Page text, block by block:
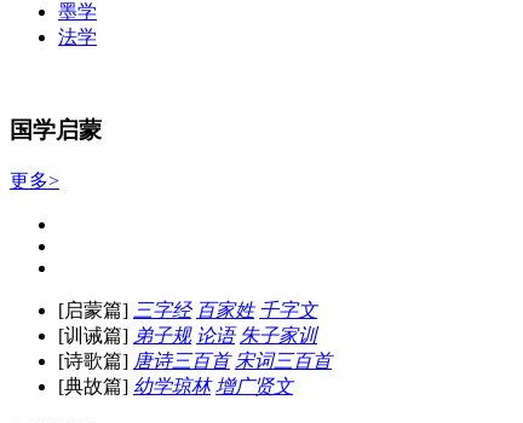
墨学
法学
国学启蒙
更多>
[启蒙篇] 三字经 百家姓 千字文
[训诫篇] 弟子规 论语 朱子家训
[诗歌篇] 唐诗三百首 宋词三百首
[典故篇] 幼学琼林 增广贤文